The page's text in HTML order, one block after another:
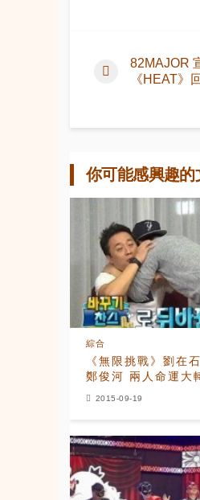
82MAJOR
《HEAT》
你可能感興趣的
《無限挑戰》劉在
鄭俊河 兩人命運大
綜合
2015-09-19